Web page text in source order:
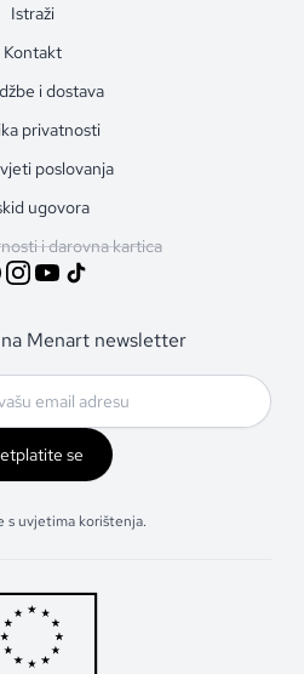
Istraži
Kontakt
i dostava
privatnosti
poslovanja
ugovora
i darovna kartica
Menart newsletter
se
s uvjetima korištenja.